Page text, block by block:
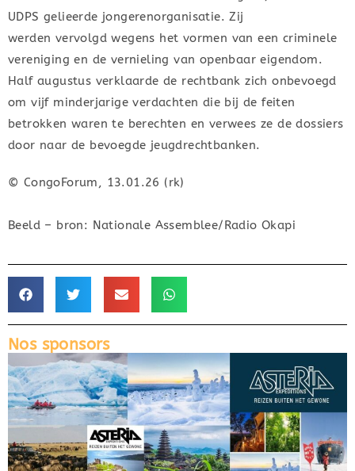
UDPS gelieerde jongerenorganisatie. Zij
werden vervolgd wegens het vormen van een criminele
vereniging en de vernieling van openbaar eigendom.
Half augustus verklaarde de rechtbank zich onbevoegd
om vijf minderjarige verdachten die bij de feiten
betrokken waren te berechten en verwees ze de dossiers
door naar de bevoegde jeugdrechtbanken.
© CongoForum, 13.01.26 (rk)
Beeld – bron: Nationale Assemblee/Radio Okapi
Nos sponsors